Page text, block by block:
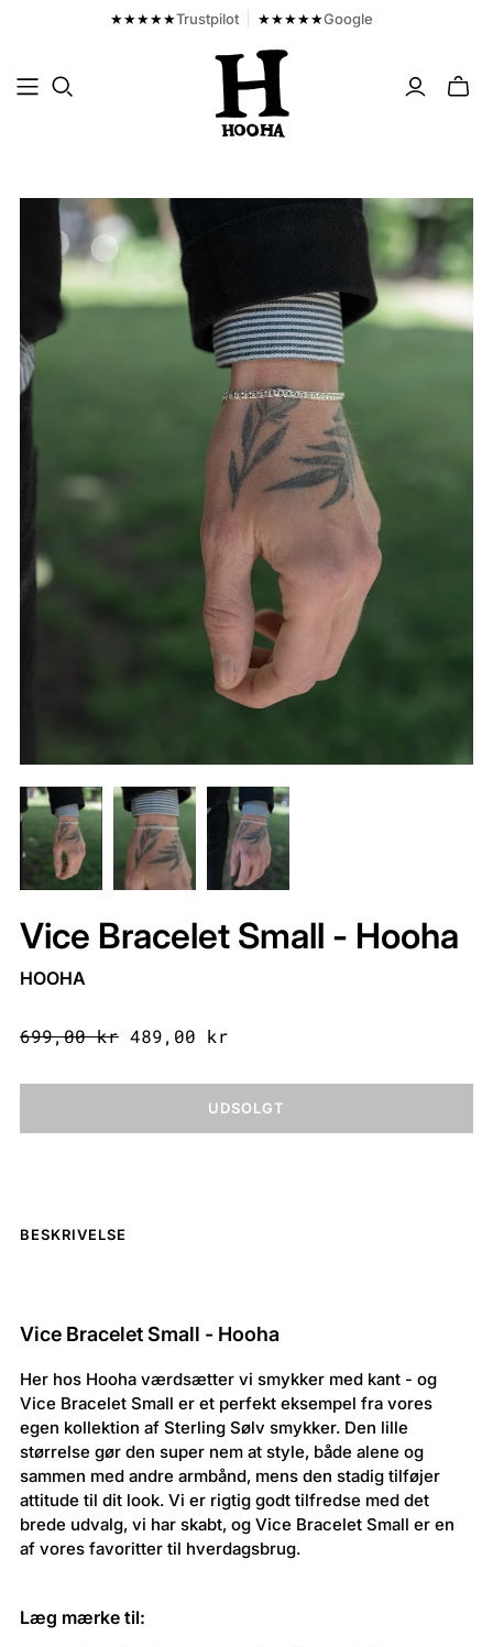
Fjern
★★★★★Trustpilot ★★★★★Google
Vice Bracelet Small - Hooha
HOOHA
699,00 kr 489,00 kr
UDSOLGT
BESKRIVELSE
Vice Bracelet Small - Hooha
Her hos Hooha værdsætter vi smykker med kant - og
Vice Bracelet Small er et perfekt eksempel fra vores
egen kollektion af Sterling Sølv smykker. Den lille
størrelse gør den super nem at style, både alene og
sammen med andre armbånd, mens den stadig tilføjer
attitude til dit look. Vi er rigtig godt tilfredse med det
brede udvalg, vi har skabt, og Vice Bracelet Small er en
af vores favoritter til hverdagsbrug.
Læg mærke til: